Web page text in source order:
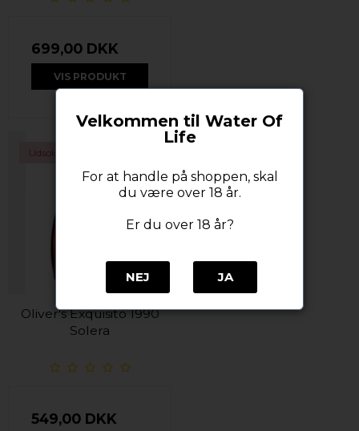
699,00 DKK
VIS PRODUKT
Udsolgt
Oliver's Exquisito 1990
Solera
549,00 DKK
Velkommen til Water Of
Life
For at handle på shoppen, skal
du være over 18 år.
Er du over 18 år?
NEJ JA